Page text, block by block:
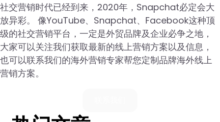
社交营销时代已经到来，2020年，Snapchat必定会大
放异彩。 像YouTube、Snapchat、Facebook这种顶
级的社交营销平台，一定是外贸品牌及企业必争之地，
大家可以关注我们获取最新的线上营销方案以及信息，
也可以联系我们的海外营销专家帮您定制品牌海外线上
营销方案。